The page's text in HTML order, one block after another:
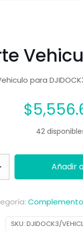
para
$
42
Añadir
SKU: DJIDOCK3/